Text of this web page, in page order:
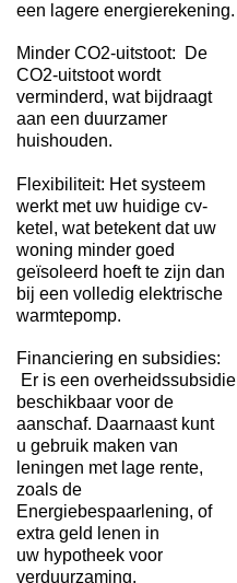
een lagere energierekening.
Minder CO2-uitstoot: De
CO2-uitstoot wordt
verminderd, wat bijdraagt
aan een duurzamer
huishouden.
Flexibiliteit: Het systeem
werkt met uw huidige cv-
ketel, wat betekent dat uw
woning minder goed
geïsoleerd hoeft te zijn dan
bij een volledig elektrische
warmtepomp.
Financiering en subsidies:
Er is een overheidssubsidie
beschikbaar voor de
aanschaf. Daarnaast kunt
u gebruik maken van
leningen met lage rente,
zoals de
Energiebespaarlening, of
extra geld lenen in
uw hypotheek voor
verduurzaming.